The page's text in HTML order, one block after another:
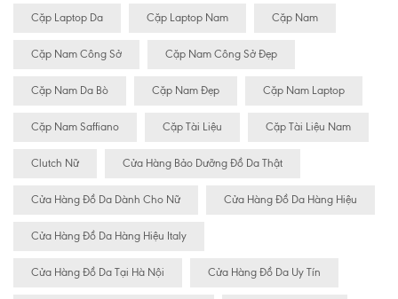
Cặp Laptop Da Cặp Laptop Nam Cặp Nam
Cặp Nam Công Sở Cặp Nam Công Sở Đẹp
Cặp Nam Da Bò Cặp Nam Đẹp Cặp Nam Laptop
Cặp Nam Saffiano Cặp Tài Liệu Cặp Tài Liệu Nam
Clutch Nữ Cửa Hàng Bảo Dưỡng Đồ Da Thật
Cửa Hàng Đồ Da Dành Cho Nữ Cửa Hàng Đồ Da Hàng Hiệu
Cửa Hàng Đồ Da Hàng Hiệu Italy
Cửa Hàng Đồ Da Tại Hà Nội Cửa Hàng Đồ Da Uy Tín